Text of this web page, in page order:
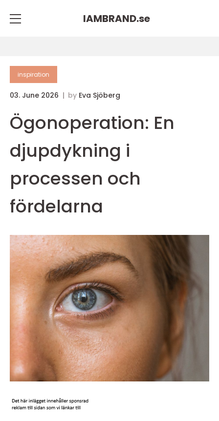
IAMBRAND.se
inspiration
03. June 2026 by Eva Sjöberg
Ögonoperation: En
djupdykning i
processen och
fördelarna